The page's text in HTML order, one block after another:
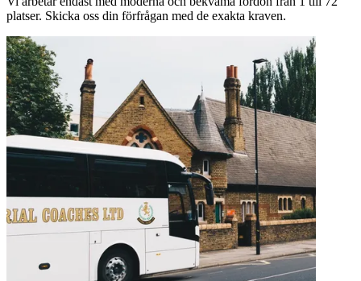
platser. Skicka oss din förfrågan med de exakta kraven.